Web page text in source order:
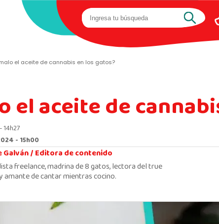
el aceite de cannabis en los gatos?
el aceite de
- 15h00
Galván /Editora de contenido
freelance, madrina de 8 gatos, lectora del true
amante de cantar mientras cocino.